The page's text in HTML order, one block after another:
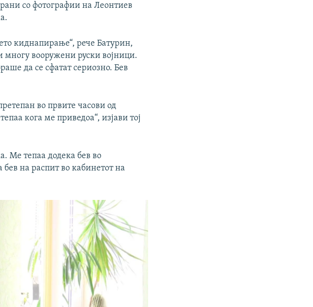
со фотографии на Леонтиев
киднапирање“, рече Батурин,
многу вооружени руски војници.
да се сфатат сериозно. Бев
во првите часови од
кога ме приведоа“, изјави тој
Ме тепаа додека бев во
на распит во кабинетот на